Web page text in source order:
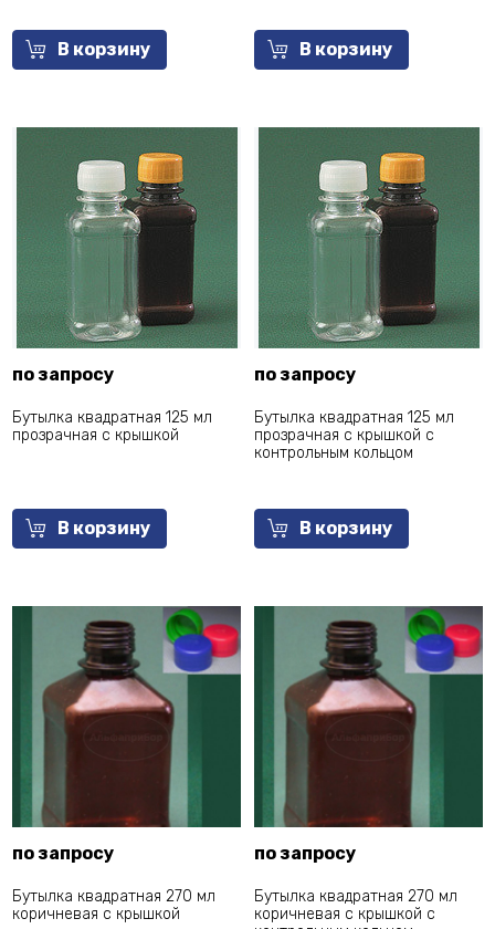
В корзину В корзину
по запросу
Бутылка квадратная 125 мл
прозрачная с крышкой
В корзину
по запросу
Бутылка квадратная 125 мл
прозрачная с крышкой с
контрольным кольцом
В корзину
по запросу
Бутылка квадратная 270 мл
коричневая с крышкой
по запросу
Бутылка квадратная 270 мл
коричневая с крышкой с